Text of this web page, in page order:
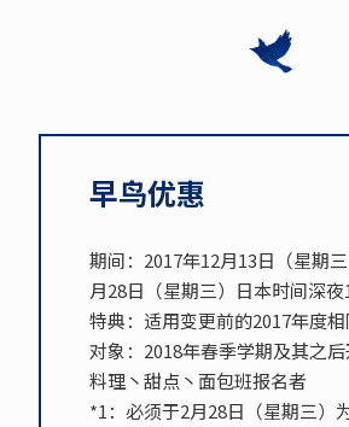
早鸟优惠
期间：2017年12月13日（星期
月28日（星期三）日本时间深
特典：适用变更前的2017年度
对象：2018年春季学期及其之
料理丶甜点丶面包班报名者
*1：必须于2月28日（星期三）